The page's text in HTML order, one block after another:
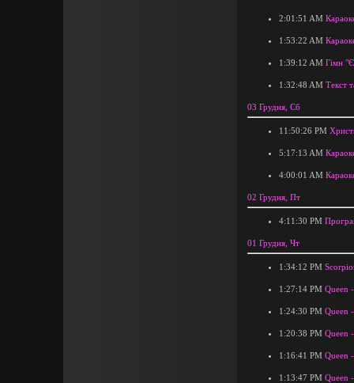
2:01:51 AM
1:53:22 AM
1:39:12 AM Гімн
1:32:48 AM Текст
03 Грудня, Сб
11:50:26 PM
5:17:13 AM
4:00:01 AM
02 Грудня, Пт
4:11:30 PM
01 Грудня, Чт
1:34:12 PM
1:27:14 PM Queen
1:24:30 PM Queen
1:20:38 PM Queen
1:16:41 PM Queen
1:13:47 PM Queen